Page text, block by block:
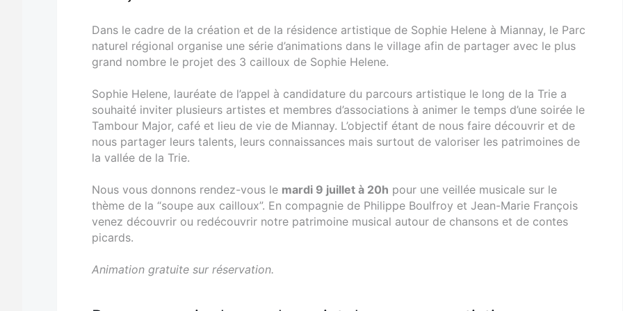
Dans le cadre de la création et de la résidence artistique de Sophie Helene à Miannay, le Parc
naturel régional organise une série d’animations dans le village afin de partager avec le plus
grand nombre le projet des 3 cailloux de Sophie Helene.
Sophie Helene, lauréate de l’appel à candidature du parcours artistique le long de la Trie a
souhaité inviter plusieurs artistes et membres d’associations à animer le temps d’une soirée le
Tambour Major, café et lieu de vie de Miannay. L’objectif étant de nous faire découvrir et de
nous partager leurs talents, leurs connaissances mais surtout de valoriser les patrimoines de
la vallée de la Trie.
Nous vous donnons rendez-vous le mardi 9 juillet à 20h pour une veillée musicale sur le
thème de la “soupe aux cailloux”. En compagnie de Philippe Boulfroy et Jean-Marie François
venez découvrir ou redécouvrir notre patrimoine musical autour de chansons et de contes
picards.
Animation gratuite sur réservation.